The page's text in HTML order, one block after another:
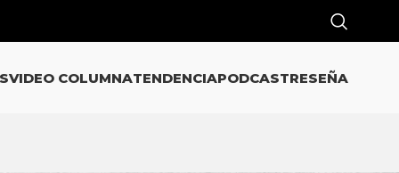
VIDEO COLUMNATENDENCIAPODCASTRESEÑA